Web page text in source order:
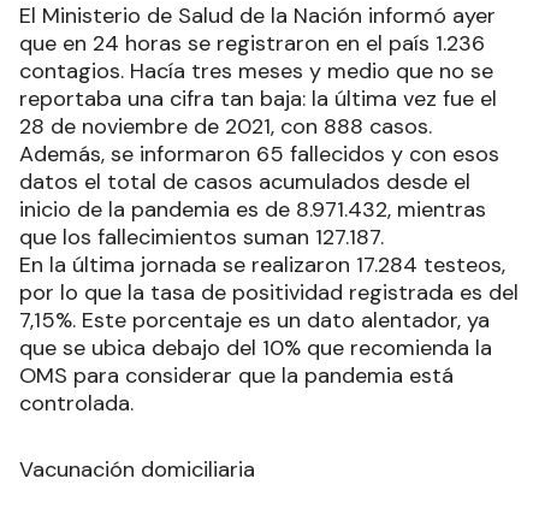
El Ministerio de Salud de la Nación informó ayer
que en 24 horas se registraron en el país 1.236
contagios. Hacía tres meses y medio que no se
reportaba una cifra tan baja: la última vez fue el
28 de noviembre de 2021, con 888 casos.
Además, se informaron 65 fallecidos y con esos
datos el total de casos acumulados desde el
inicio de la pandemia es de 8.971.432, mientras
que los fallecimientos suman 127.187.
En la última jornada se realizaron 17.284 testeos,
por lo que la tasa de positividad registrada es del
7,15%. Este porcentaje es un dato alentador, ya
que se ubica debajo del 10% que recomienda la
OMS para considerar que la pandemia está
controlada.
Vacunación domiciliaria